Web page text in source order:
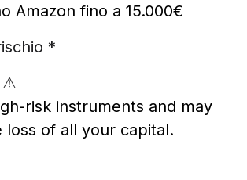
Amazon fino a 15.000€
*
⚠
risk instruments and may
loss of all your capital.